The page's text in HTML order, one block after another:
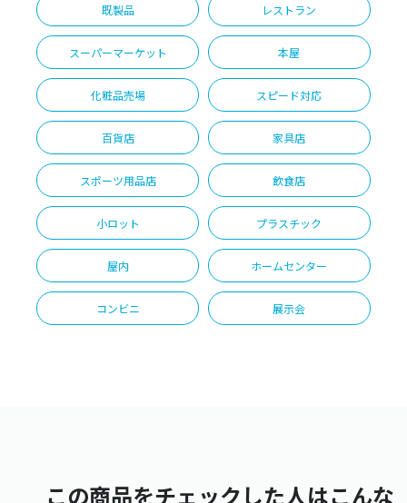
既製品 レストラン
スーパーマーケット 本屋
化粧品売場 スピード対応
百貨店 家具店
スポーツ用品店 飲食店
小ロット プラスチック
屋内 ホームセンター
コンビニ 展示会
この商品をチェックした人はこんな